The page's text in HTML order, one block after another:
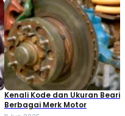
Kenali Kode dan Ukuran
Berbagai Merk Motor